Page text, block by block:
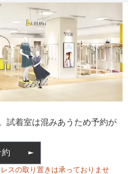
。
安定感のある着こなしが叶い
、腕を通して着用できるため
ティーシーンでも快適。
いラメの輝きが動くたびに印
ンシーンにはもちろん、ドレ
シーンにもぴったり。上品さ
す。
試着室は混みあうため予約が
スの取り置きは承っておりませ